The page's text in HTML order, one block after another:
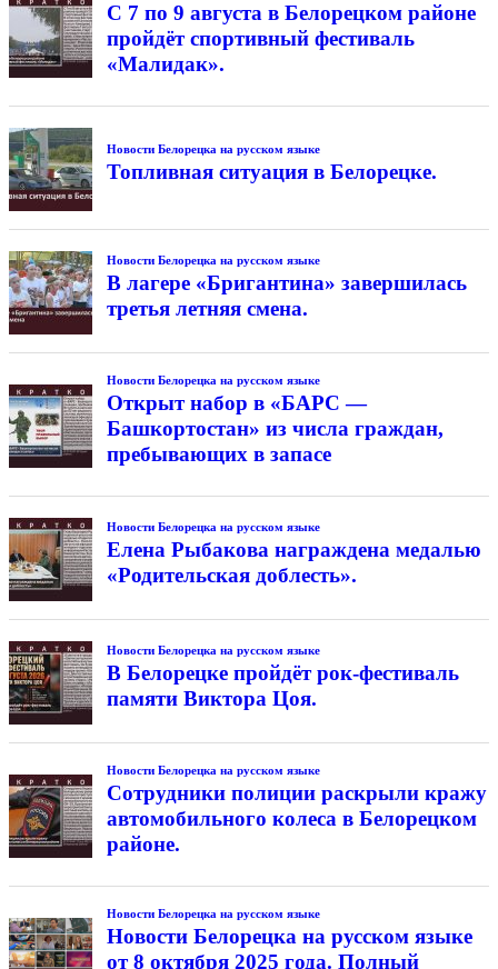
С 7 по 9 августа в Белорецком районе
пройдёт спортивный фестиваль
«Малидак».
Новости Белорецка на русском языке
Топливная ситуация в Белорецке.
Новости Белорецка на русском языке
В лагере «Бригантина» завершилась
третья летняя смена.
Новости Белорецка на русском языке
Открыт набор в «БАРС —
Башкортостан» из числа граждан,
пребывающих в запасе
Новости Белорецка на русском языке
Елена Рыбакова награждена медалью
«Родительская доблесть».
Новости Белорецка на русском языке
В Белорецке пройдёт рок-фестиваль
памяти Виктора Цоя.
Новости Белорецка на русском языке
Сотрудники полиции раскрыли кражу
автомобильного колеса в Белорецком
районе.
Новости Белорецка на русском языке
Новости Белорецка на русском языке
от 8 октября 2025 года. Полный